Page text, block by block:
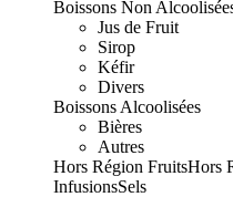
Boissons Non
Jus de Fruit
Sirop
Kéfir
Divers
Boissons Alcoolisées
Bières
Autres
Hors Région FruitsHors
InfusionsSels